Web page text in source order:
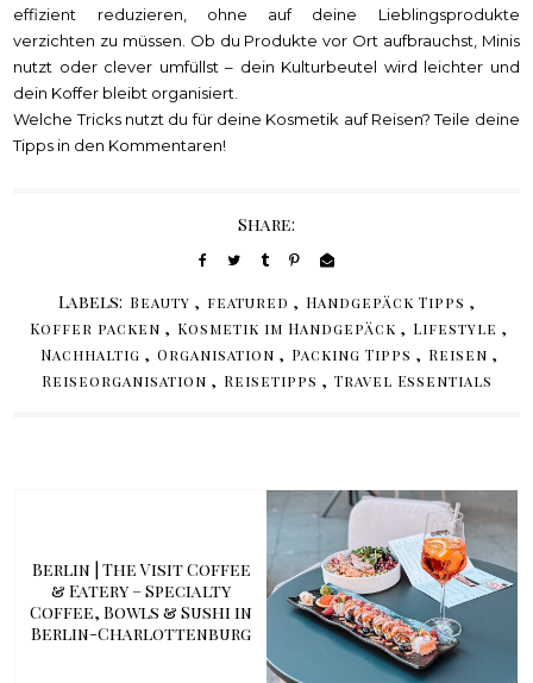
effizient reduzieren, ohne auf deine Lieblingsprodukte
verzichten zu müssen. Ob du Produkte vor Ort aufbrauchst, Minis
nutzt oder clever umfüllst – dein Kulturbeutel wird leichter und
dein Koffer bleibt organisiert.
Welche Tricks nutzt du für deine Kosmetik auf Reisen? Teile deine
Tipps in den Kommentaren!
Share:
Labels: Beauty , featured , Handgepäck Tipps ,
Koffer packen , Kosmetik im Handgepäck , Lifestyle ,
Nachhaltig , Organisation , Packing Tipps , Reisen ,
Reiseorganisation , Reisetipps , Travel Essentials
Berlin | The Visit Coffee
& Eatery – Specialty
Coffee, Bowls & Sushi in
Berlin-Charlottenburg